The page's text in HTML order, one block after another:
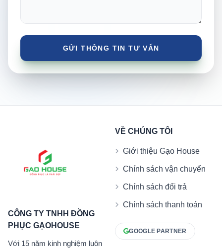
CÔNG TY TNHH ĐỒNG
PHỤC GẠOHOUSE
Với 15 năm kinh nghiệm luôn
VỀ CHÚNG TÔI
Giới thiệu Gạo House
Chính sách vận chuyển
Chính sách đổi trả
Chính sách thanh toán
GOOGLE PARTNER